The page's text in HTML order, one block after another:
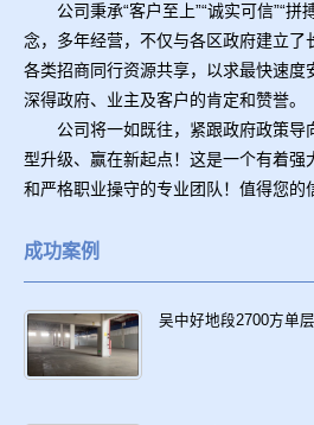
公司秉承“客户至上”“诚实可信”“拼
念，多年经营，不仅与各区政府建立了
各类招商同行资源共享，以求最快速度
深得政府、业主及客户的肯定和赞誉。
公司将一如既往，紧跟政府政策导
型升级、赢在新起点！这是一个有着强
和严格职业操守的专业团队！值得您的
成功案例
吴中好地段2700方单